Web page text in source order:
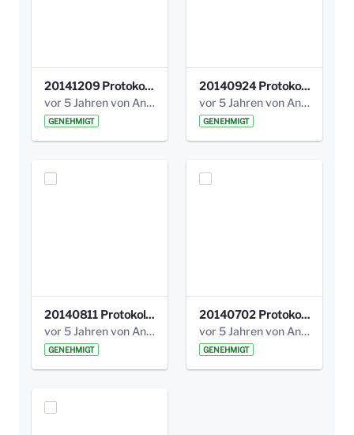
20141209 Protokoll Park am Gesundheitsamt 04.pdf
vor 5 Jahren von Anni Schlumberger
GENEHMIGT
20140924 Protokoll Park am Gesundheitsamt 03.pdf
vor 5 Jahren von Anni Schlumberger
GENEHMIGT
20140811 Protokoll Park am Gesundheitsamt 02.pdf
vor 5 Jahren von Anni Schlumberger
GENEHMIGT
20140702 Protokoll Park am Gesundheitsam 01.pdf
vor 5 Jahren von Anni Schlumberger
GENEHMIGT